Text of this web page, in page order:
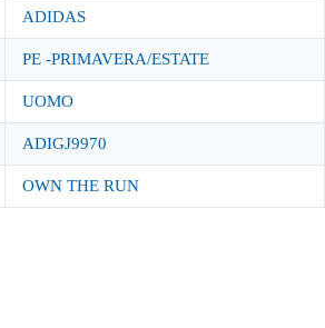
ADIDAS
PE -PRIMAVERA/ESTATE
UOMO
ADIGJ9970
OWN THE RUN